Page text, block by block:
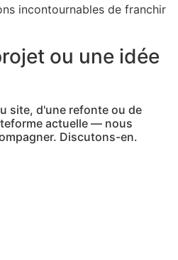
incontournables de franchir
ou une idée
site, d'une refonte ou de
actuelle — nous
Discutons-en.